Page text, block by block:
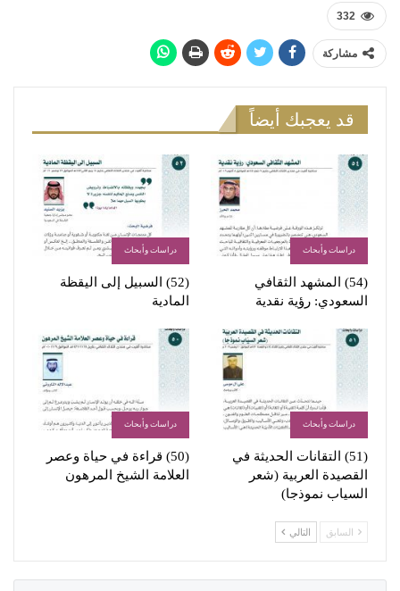
332
مشاركة
قد يعجبك أيضاً
دراسات وأبحاث
(54) المشهد الثقافي
السعودي: رؤية نقدية
دراسات وأبحاث
(52) السبيل إلى اليقظة
المادية
دراسات وأبحاث
(51) التقانات الحديثة في
القصيدة العربية (شعر
السياب نموذجا)
دراسات وأبحاث
(50) قراءة في حياة وعصر
العلامة الشيخ المرهون
السابق التالي